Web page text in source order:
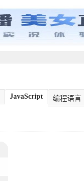
JavaScript 编程语言